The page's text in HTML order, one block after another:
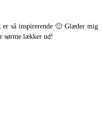
er så inspirerende 🙂 Glæder mig
sørme lækker ud!